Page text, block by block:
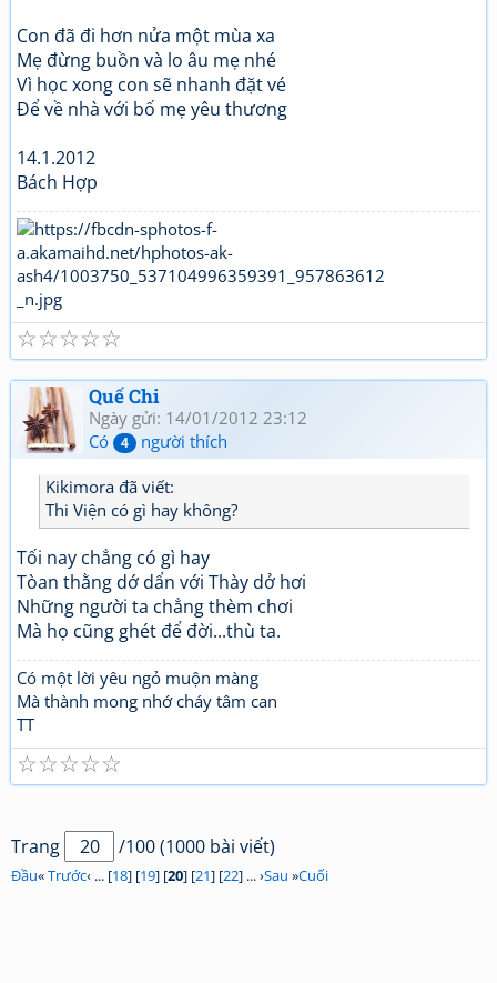
Con đã đi hơn nửa một mùa xa
Mẹ đừng buồn và lo âu mẹ nhé
Vì học xong con sẽ nhanh đặt vé
Để về nhà với bố mẹ yêu thương
14.1.2012
Bách Hợp
☆
☆
☆
☆
☆
Quế Chi
Ngày gửi: 14/01/2012 23:12
Có
4 người thích
Kikimora đã viết:
Thi Viện có gì hay không?
Tối nay chẳng có gì hay
Tòan thằng dớ dẩn với Thày dở hơi
Những người ta chẳng thèm chơi
Mà họ cũng ghét để đời...thù ta.
Có một lời yêu ngỏ muộn màng
Mà thành mong nhớ cháy tâm can
TT
☆
☆
☆
☆
☆
Trang /100 (1000 bài viết)
Đầu«Trước‹ ... [18] [19] [20] [21] [22] ... ›Sau »Cuối